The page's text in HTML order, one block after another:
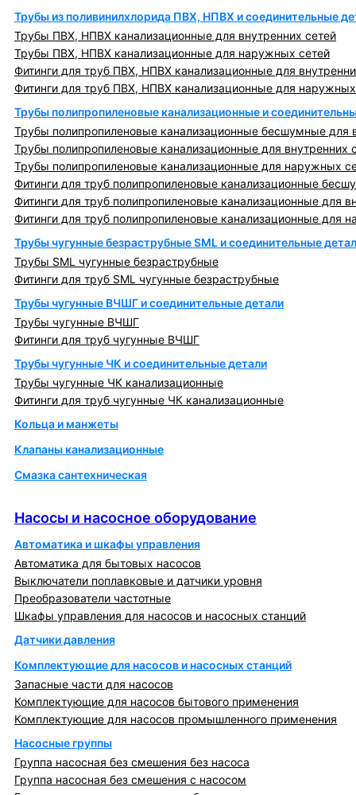
Трубы из поливинилхлорида ПВХ, НПВХ и соединительные
Трубы ПВХ, НПВХ канализационные для внутренних сетей
Трубы ПВХ, НПВХ канализационные для наружных сетей
Фитинги для труб ПВХ, НПВХ канализационные для
Фитинги для труб ПВХ, НПВХ канализационные для
Трубы полипропиленовые канализационные и
Трубы полипропиленовые канализационные бесшумные для
Трубы полипропиленовые канализационные для внутренних
Трубы полипропиленовые канализационные для наружных
Фитинги для труб полипропиленовые канализационные
Фитинги для труб полипропиленовые канализационные для
Фитинги для труб полипропиленовые канализационные для
Трубы чугунные безраструбные SML и соединительные
Трубы SML чугунные безраструбные
Фитинги для труб SML чугунные безраструбные
Трубы чугунные ВЧШГ и соединительные детали
Трубы чугунные ВЧШГ
Фитинги для труб чугунные ВЧШГ
Трубы чугунные ЧК и соединительные детали
Трубы чугунные ЧК канализационные
Фитинги для труб чугунные ЧК канализационные
Кольца и манжеты
Клапаны канализационные
Смазка сантехническая
Насосы и насосное оборудование
Автоматика и шкафы управления
Автоматика для бытовых насосов
Выключатели поплавковые и датчики уровня
Преобразователи частотные
Шкафы управления для насосов и насосных станций
Датчики давления
Комплектующие для насосов и насосных станций
Запасные части для насосов
Комплектующие для насосов бытового применения
Комплектующие для насосов промышленного применения
Насосные группы
Группа насосная без смешения без насоса
Группа насосная без смешения с насосом